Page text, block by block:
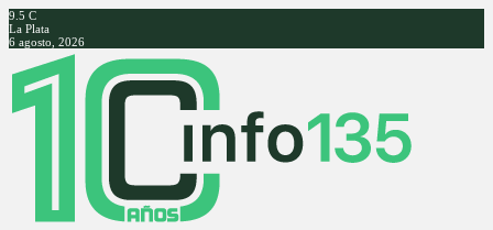
9.5 C
La Plata
6 agosto, 2026
Facebook
Twitter
Instagram
Youtube